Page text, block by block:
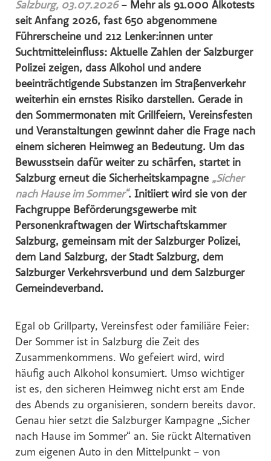
Zukunftsbüro ZTB
(f)acts p8 digital
Tiroler Gebietskrankenkasse
IWO - Institut für Wärme und Öltechnik
z.l.ö. - zukunft.lehre.österreich.
VOLKSBANK
SPARDA-BANK
Mozart
Hochriegl
Eurest
White Claw
Top Spirit
Personalshop
Eccovia
Dreep
ALPS RESORTS
Hotel Zur Wiener Staatsoper
Sinnmacher
TRINERGY
Global Sustainability Ski Alliance
Salzburg, 03.07.2026– Mehr als 91.000 Alkotests
seit Anfang 2026, fast 650 abgenommene
Führerscheine und 212 Lenker:innen unter
Suchtmitteleinfluss: Aktuelle Zahlen der Salzburger
Polizei zeigen, dass Alkohol und andere
beeinträchtigende Substanzen im Straßenverkehr
weiterhin ein ernstes Risiko darstellen. Gerade in
den Sommermonaten mit Grillfeiern, Vereinsfesten
und Veranstaltungen gewinnt daher die Frage nach
einem sicheren Heimweg an Bedeutung. Um das
Bewusstsein dafür weiter zu schärfen, startet in
Salzburg erneut die Sicherheitskampagne „Sicher
nach Hause im Sommer“. Initiiert wird sie von der
Fachgruppe Beförderungsgewerbe mit
Personenkraftwagen der Wirtschaftskammer
Salzburg, gemeinsam mit der Salzburger Polizei,
dem Land Salzburg, der Stadt Salzburg, dem
Salzburger Verkehrsverbund und dem Salzburger
Gemeindeverband.
Egal ob Grillparty, Vereinsfest oder familiäre Feier:
Der Sommer ist in Salzburg die Zeit des
Zusammenkommens. Wo gefeiert wird, wird
häufig auch Alkohol konsumiert. Umso wichtiger
ist es, den sicheren Heimweg nicht erst am Ende
des Abends zu organisieren, sondern bereits davor.
Genau hier setzt die Salzburger Kampagne „Sicher
nach Hause im Sommer“ an. Sie rückt Alternativen
zum eigenen Auto in den Mittelpunkt – von